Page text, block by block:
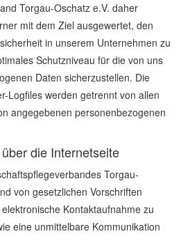
Torgau-Oschatz e.V. daher
mit dem Ziel ausgewertet, den
in unserem Unternehmen zu
Schutzniveau für die von uns
Daten sicherzustellen. Die
Logfiles werden getrennt von allen
angegebenen personenbezogenen
die Internetseite
Torgau-
von gesetzlichen Vorschriften
Kontaktaufnahme zu
eine unmittelbare Kommunikation